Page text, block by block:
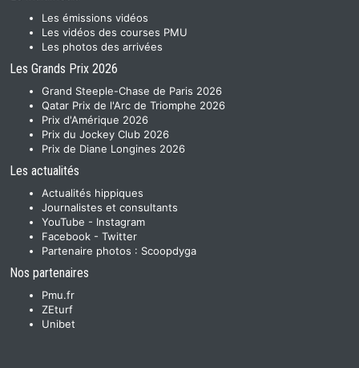
Les émissions vidéos
Les vidéos des courses PMU
Les photos des arrivées
Les Grands Prix 2026
Grand Steeple-Chase de Paris 2026
Qatar Prix de l'Arc de Triomphe 2026
Prix d'Amérique 2026
Prix du Jockey Club 2026
Prix de Diane Longines 2026
Les actualités
Actualités hippiques
Journalistes et consultants
YouTube - Instagram
Facebook - Twitter
Partenaire photos : Scoopdyga
Nos partenaires
Pmu.fr
ZEturf
Unibet